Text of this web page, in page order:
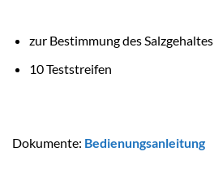
zur Bestimmung des Salzgehaltes
10 Teststreifen
Dokumente: Bedienungsanleitung